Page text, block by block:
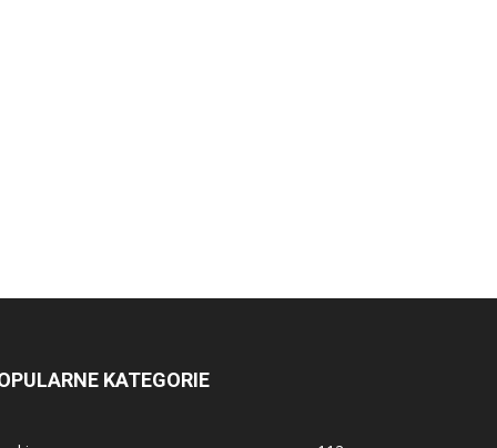
KATEGORIE